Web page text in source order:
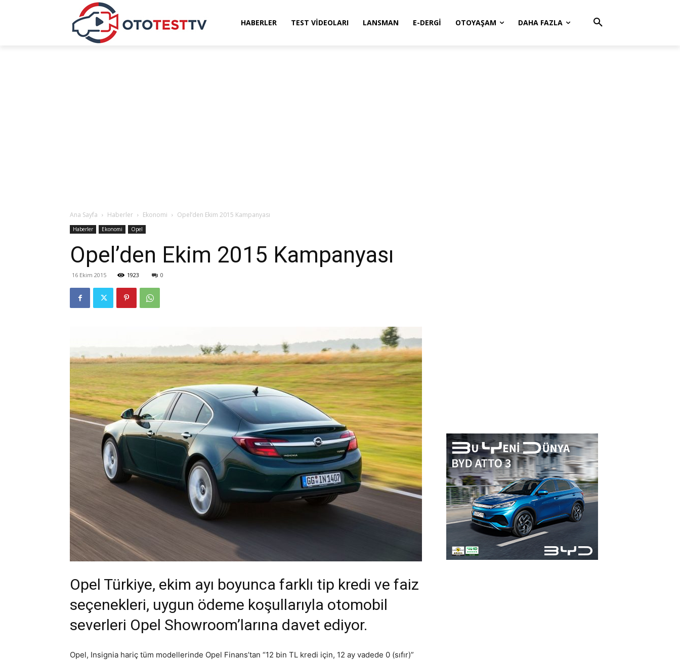
HABERLER TEST VIDEOLARI LANSMAN E-DERGI OTOYAŞAM DAHA FAZLA
Ana Sayfa Haberler Ekonomi Opel’den Ekim 2015 Kampanyası
Haberler Ekonomi Opel
Opel’den Ekim 2015 Kampanyası
16 Ekim 2015 1923 0
Opel Türkiye, ekim ayı boyunca farklı tip kredi ve faiz
seçenekleri, uygun ödeme koşullarıyla otomobil
severleri Opel Showroom’larına davet ediyor.
Opel, Insignia hariç tüm modellerinde Opel Finans’tan “12 bin TL kredi için, 12 ay vadede 0 (sıfır)”